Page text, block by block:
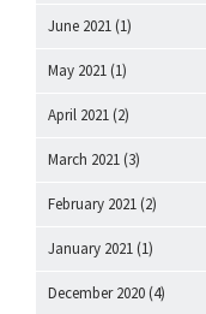
June 2021 (1)
May 2021 (1)
April 2021 (2)
March 2021 (3)
February 2021 (2)
January 2021 (1)
December 2020 (4)